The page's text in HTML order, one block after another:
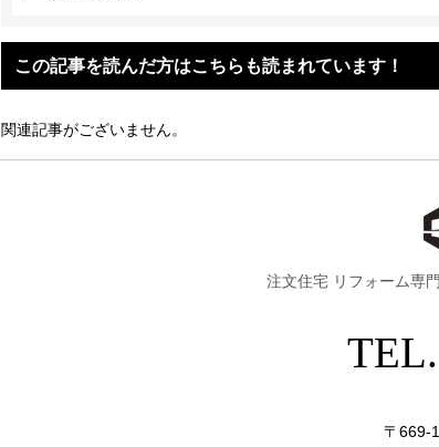
この記事を読んだ方はこちらも読まれています！
関連記事がございません。
注文住宅 リフォーム専
〒669-